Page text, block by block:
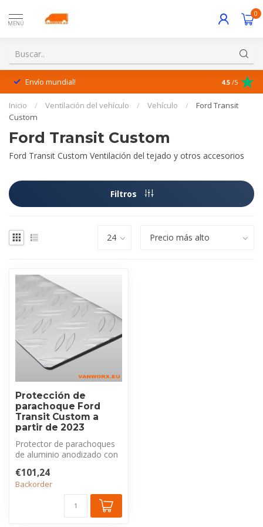
MENÚ
0
Envío mundial! ¡Excelente
4.5 /5
Inicio / Ventilación del vehículo / Vehículo /
Ford Transit
Custom
Ford Transit Custom
Ford Transit Custom Ventilación del tejado y otros accesorios
Filtros
Protección de
parachoque Ford
Transit Custom a
partir de 2023
Protector de parachoques
de aluminio anodizado con
pa...
€101,24
Backorder